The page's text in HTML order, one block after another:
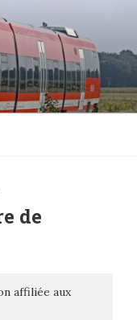
de
affiliée aux